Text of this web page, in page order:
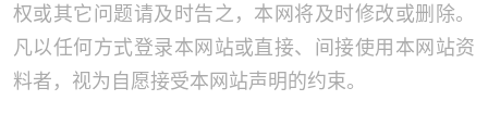
权或其它问题请及时告之，本网将及时修改或删除。
凡以任何方式登录本网站或直接、间接使用本网站资
料者，视为自愿接受本网站声明的约束。